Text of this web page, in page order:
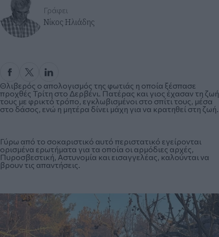
Γράφει
Νίκος Ηλιάδης
Θλιβερός ο απολογισμός της φωτιάς η οποία ξέσπασε
προχθές Τρίτη στο Δερβένι. Πατέρας και γιος έχασαν τη ζωή
τους με φρικτό τρόπο, εγκλωβισμένοι στο σπίτι τους, μέσα
στο δάσος, ενώ η μητέρα δίνει μάχη για να κρατηθεί στη ζωή.
Γύρω από το σοκαριστικό αυτό περιστατικό εγείρονται
ορισμένα ερωτήματα για τα οποία οι αρμόδιες αρχές,
Πυροσβεστική, Αστυνομία και εισαγγελέας, καλούνται να
βρουν τις απαντήσεις.